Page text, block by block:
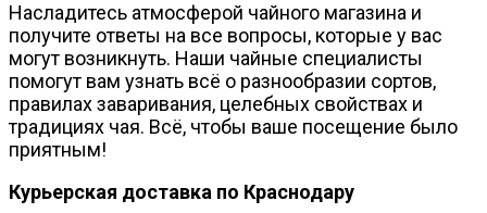
Насладитесь атмосферой чайного магазина и
получите ответы на все вопросы, которые у вас
могут возникнуть. Наши чайные специалисты
помогут вам узнать всё о разнообразии сортов,
правилах заваривания, целебных свойствах и
традициях чая. Всё, чтобы ваше посещение было
приятным!
Курьерская доставка по Краснодару